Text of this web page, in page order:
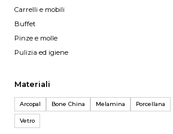
Carrelli e mobili
Buffet
Pinze e molle
Pulizia ed igiene
Materiali
Arcopal Bone China Melamina Porcellana
Vetro